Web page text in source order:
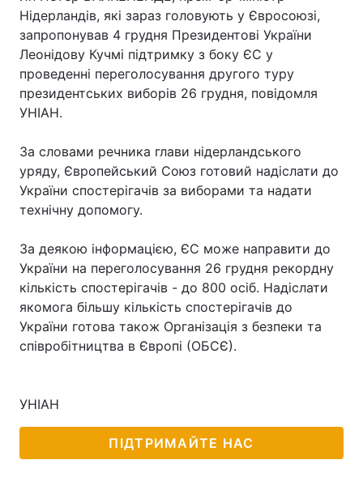
Нідерландів, які зараз головують у Євросоюзі,
запропонував 4 грудня Президентові України
Леонідову Кучмі підтримку з боку ЄС у
проведенні переголосування другого туру
президентських виборів 26 грудня, повідомля
УНІАН.
За словами речника глави нідерландського
уряду, Європейський Союз готовий надіслати до
України спостерігачів за виборами та надати
технічну допомогу.
За деякою інформацією, ЄС може направити до
України на переголосування 26 грудня рекордну
кількість спостерігачів - до 800 осіб. Надіслати
якомога більшу кількість спостерігачів до
України готова також Організація з безпеки та
співробітництва в Європі (ОБСЄ).
УНІАН
ПІДТРИМАЙТЕ НАС